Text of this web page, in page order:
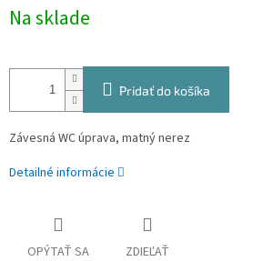
Na sklade
Pridať do košíka
Závesná WC úprava, matný nerez
Detailné informácie
OPÝTAŤ SA ZDIEĽAŤ